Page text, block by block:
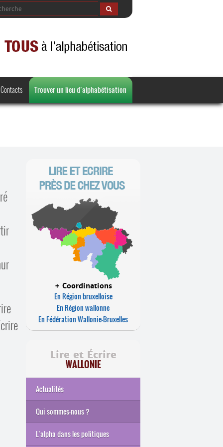
Contacts Trouver un lieu d’alphabétisation
+ Coordinations
En Région bruxelloise
En Région wallonne
En Fédération Wallonie-Bruxelles
Lire et Écrire
WALLONIE
Actualités
Qui sommes-nous ?
Nos missions
Nos mandats
Notre histoire
Instances de l’ASBL
Équipe
Rapport d’activités
L’alpha dans les politiques